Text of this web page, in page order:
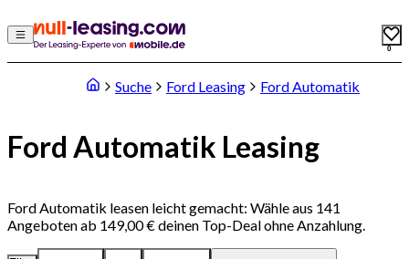
0
Suche Ford Leasing Ford Automatik
Ford Automatik Leasing
Ford Automatik leasen leicht gemacht: Wähle aus 141
Angeboten ab 149,00 € deinen Top-Deal ohne Anzahlung.